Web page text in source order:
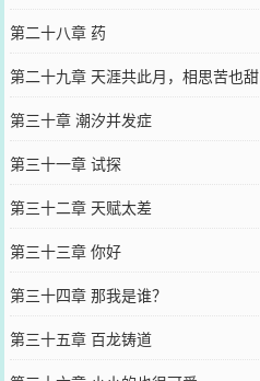
第二十八章 药
第二十九章 天涯共此月，相思苦也甜
第三十章 潮汐并发症
第三十一章 试探
第三十二章 天赋太差
第三十三章 你好
第三十四章 那我是谁？
第三十五章 百龙铸道